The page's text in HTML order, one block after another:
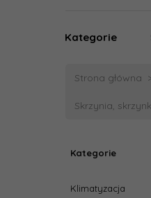
Kategorie
Strona główna
Skrzynia,
Kategorie
Klimatyzacja